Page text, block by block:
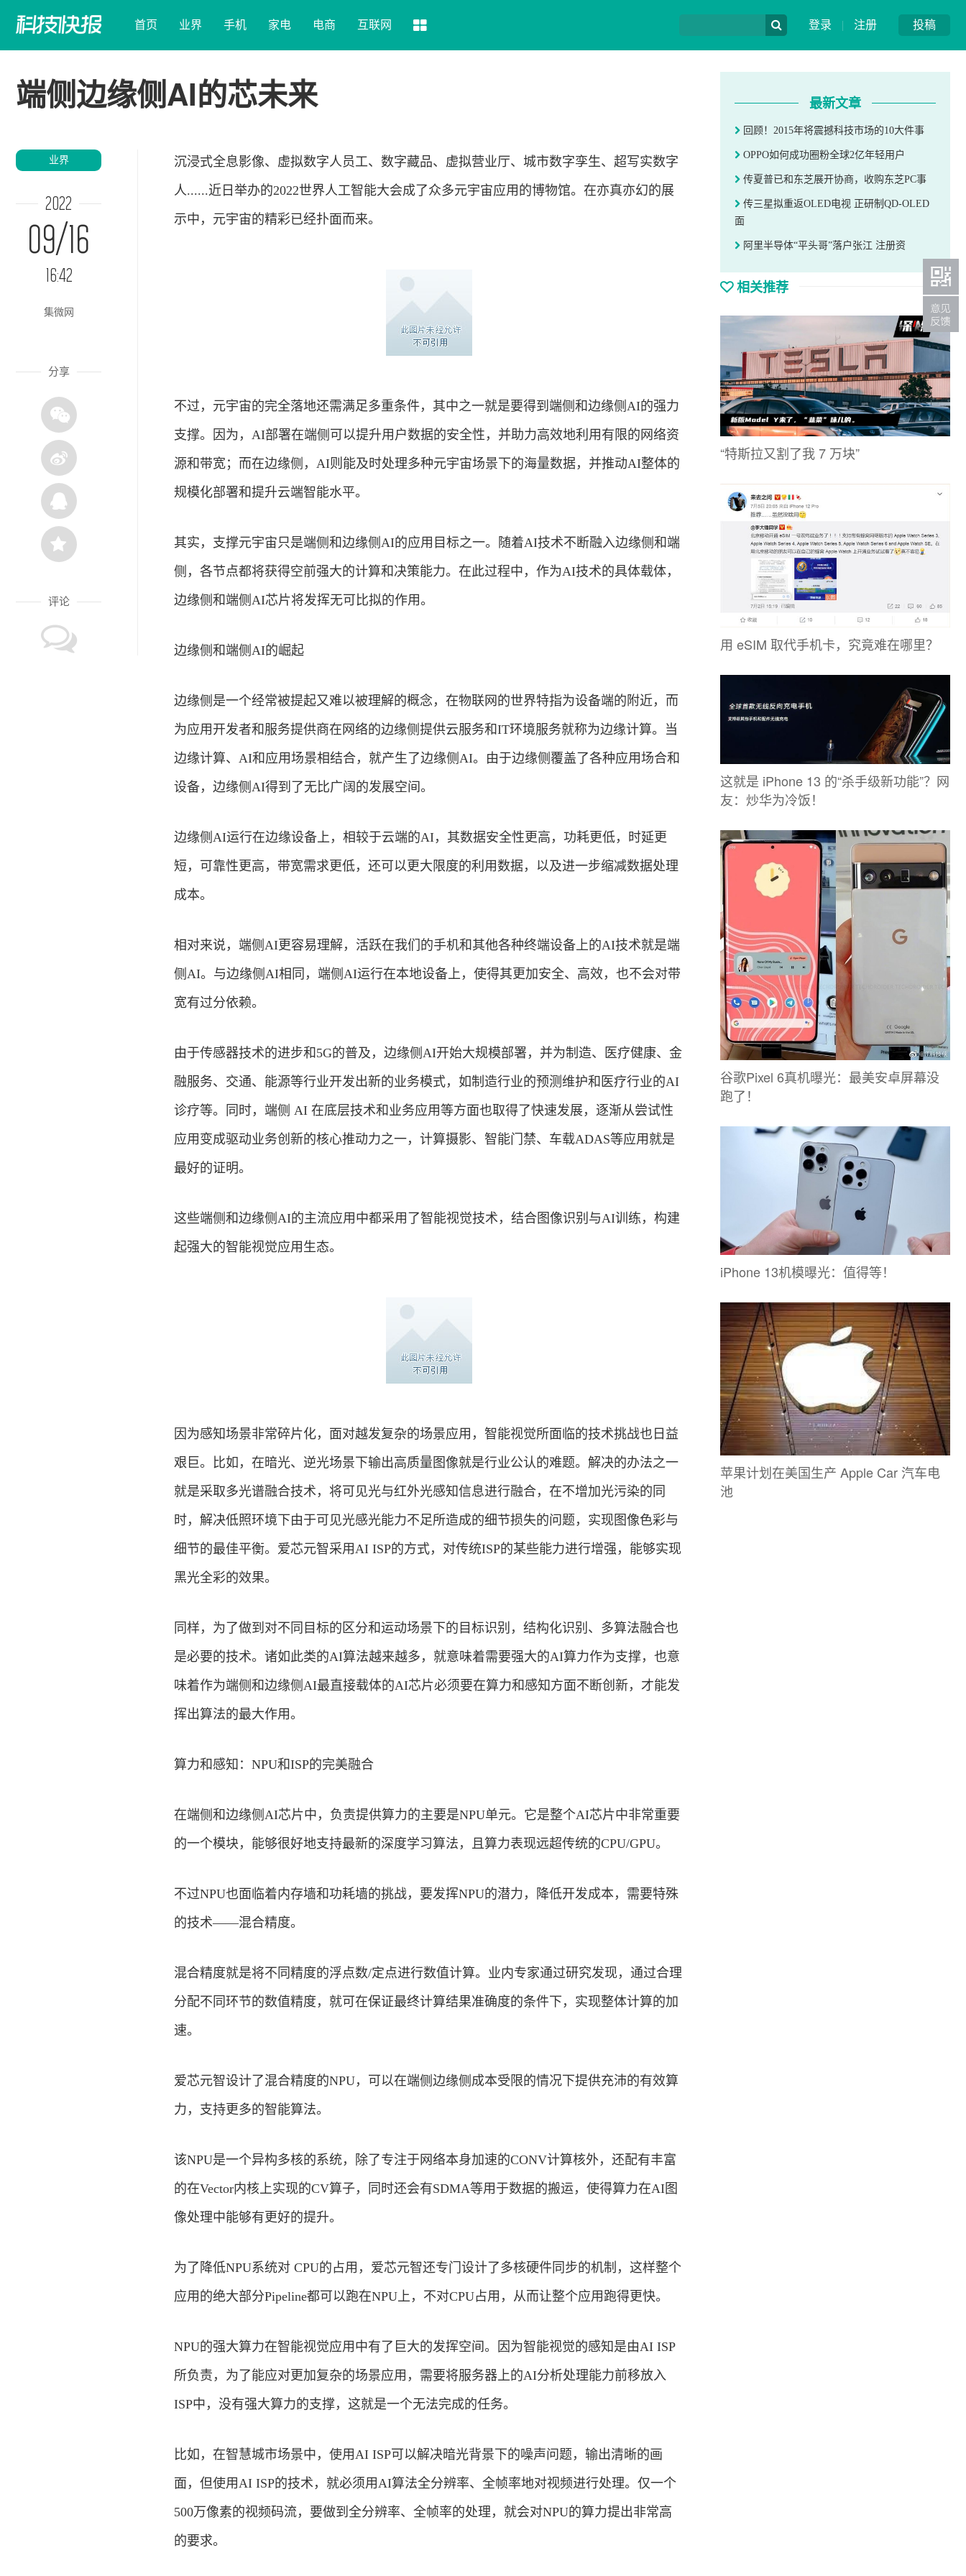
投稿
登录 | 注册
首页 业界 手机 家电 电商 互联网
端侧边缘侧AI的芯未来
业界
2022
09/16
16:42
集微网
分享
评论
沉浸式全息影像、虚拟数字人员工、数字藏品、虚拟营业厅、城市数字孪生、超写实数字
人......近日举办的2022世界人工智能大会成了众多元宇宙应用的博物馆。在亦真亦幻的展
示中，元宇宙的精彩已经扑面而来。
不过，元宇宙的完全落地还需满足多重条件，其中之一就是要得到端侧和边缘侧AI的强力
支撑。因为，AI部署在端侧可以提升用户数据的安全性，并助力高效地利用有限的网络资
源和带宽；而在边缘侧，AI则能及时处理多种元宇宙场景下的海量数据，并推动AI整体的
规模化部署和提升云端智能水平。
其实，支撑元宇宙只是端侧和边缘侧AI的应用目标之一。随着AI技术不断融入边缘侧和端
侧，各节点都将获得空前强大的计算和决策能力。在此过程中，作为AI技术的具体载体，
边缘侧和端侧AI芯片将发挥无可比拟的作用。
边缘侧和端侧AI的崛起
边缘侧是一个经常被提起又难以被理解的概念，在物联网的世界特指为设备端的附近，而
为应用开发者和服务提供商在网络的边缘侧提供云服务和IT环境服务就称为边缘计算。当
边缘计算、AI和应用场景相结合，就产生了边缘侧AI。由于边缘侧覆盖了各种应用场合和
设备，边缘侧AI得到了无比广阔的发展空间。
边缘侧AI运行在边缘设备上，相较于云端的AI，其数据安全性更高，功耗更低，时延更
短，可靠性更高，带宽需求更低，还可以更大限度的利用数据，以及进一步缩减数据处理
成本。
相对来说，端侧AI更容易理解，活跃在我们的手机和其他各种终端设备上的AI技术就是端
侧AI。与边缘侧AI相同，端侧AI运行在本地设备上，使得其更加安全、高效，也不会对带
宽有过分依赖。
由于传感器技术的进步和5G的普及，边缘侧AI开始大规模部署，并为制造、医疗健康、 金
融服务、交通、能源等行业开发出新的业务模式，如制造行业的预测维护和医疗行业的AI
诊疗等。同时，端侧 AI 在底层技术和业务应用等方面也取得了快速发展，逐渐从尝试性
应用变成驱动业务创新的核心推动力之一，计算摄影、智能门禁、车载ADAS等应用就是
最好的证明。
这些端侧和边缘侧AI的主流应用中都采用了智能视觉技术，结合图像识别与AI训练，构建
起强大的智能视觉应用生态。
因为感知场景非常碎片化，面对越发复杂的场景应用，智能视觉所面临的技术挑战也日益
艰巨。比如，在暗光、逆光场景下输出高质量图像就是行业公认的难题。解决的办法之一
就是采取多光谱融合技术，将可见光与红外光感知信息进行融合，在不增加光污染的同
时，解决低照环境下由于可见光感光能力不足所造成的细节损失的问题，实现图像色彩与
细节的最佳平衡。爱芯元智采用AI ISP的方式，对传统ISP的某些能力进行增强，能够实现
黑光全彩的效果。
同样，为了做到对不同目标的区分和运动场景下的目标识别，结构化识别、多算法融合也
是必要的技术。诸如此类的AI算法越来越多，就意味着需要强大的AI算力作为支撑，也意
味着作为端侧和边缘侧AI最直接载体的AI芯片必须要在算力和感知方面不断创新，才能发
挥出算法的最大作用。
算力和感知：NPU和ISP的完美融合
在端侧和边缘侧AI芯片中，负责提供算力的主要是NPU单元。它是整个AI芯片中非常重要
的一个模块，能够很好地支持最新的深度学习算法，且算力表现远超传统的CPU/GPU。
不过NPU也面临着内存墙和功耗墙的挑战，要发挥NPU的潜力，降低开发成本，需要特殊
的技术——混合精度。
混合精度就是将不同精度的浮点数/定点进行数值计算。业内专家通过研究发现，通过合理
分配不同环节的数值精度，就可在保证最终计算结果准确度的条件下，实现整体计算的加
速。
爱芯元智设计了混合精度的NPU，可以在端侧边缘侧成本受限的情况下提供充沛的有效算
力，支持更多的智能算法。
该NPU是一个异构多核的系统，除了专注于网络本身加速的CONV计算核外，还配有丰富
的在Vector内核上实现的CV算子，同时还会有SDMA等用于数据的搬运，使得算力在AI图
像处理中能够有更好的提升。
为了降低NPU系统对 CPU的占用，爱芯元智还专门设计了多核硬件同步的机制，这样整个
应用的绝大部分Pipeline都可以跑在NPU上，不对CPU占用，从而让整个应用跑得更快。
NPU的强大算力在智能视觉应用中有了巨大的发挥空间。因为智能视觉的感知是由AI ISP
所负责，为了能应对更加复杂的场景应用，需要将服务器上的AI分析处理能力前移放入
ISP中，没有强大算力的支撑，这就是一个无法完成的任务。
比如，在智慧城市场景中，使用AI ISP可以解决暗光背景下的噪声问题，输出清晰的画
面，但使用AI ISP的技术，就必须用AI算法全分辨率、全帧率地对视频进行处理。仅一个
500万像素的视频码流，要做到全分辨率、全帧率的处理，就会对NPU的算力提出非常高
的要求。
最新文章
回顾！2015年将震撼科技市场的10大件事
OPPO如何成功圈粉全球2亿年轻用户
传夏普已和东芝展开协商，收购东芝PC事
传三星拟重返OLED电视 正研制QD-OLED
面
阿里半导体“平头哥”落户张江 注册资
相关推荐
“特斯拉又割了我 7 万块”
用 eSIM 取代手机卡，究竟难在哪里？
这就是 iPhone 13 的“杀手级新功能”？网
友：炒华为冷饭！
谷歌Pixel 6真机曝光：最美安卓屏幕没
跑了！
iPhone 13机模曝光：值得等！
苹果计划在美国生产 Apple Car 汽车电
池